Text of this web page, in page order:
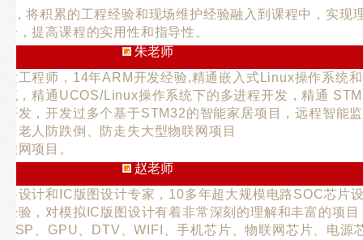
，将积累的工程经验和现场维护经验融入到课程中，实现
，提高课程的实用性和指导性。
朱老师
发工程师，14年ARM开发经验,精通嵌入式Linux操作系统和
，精通UCOS/Linux操作系统下的多进程开发，精通 STM
开发，开发过多个基于STM32的智能家居项目，远程智能监
老人防跌倒、防走失大型物联网项目
网项目。
赵老师
路设计和IC版图设计专家，10多年超大规模电路SOC芯片
经验，对模拟IC版图设计有着非常深刻的理解和丰富的项目
DSP、GPU、DTV、WIFI、手机芯片、物联网芯片、电源